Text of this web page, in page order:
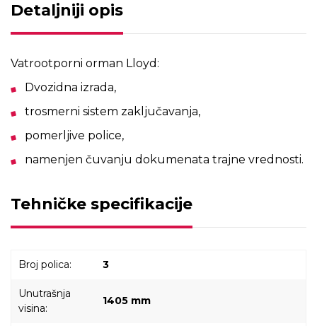
Detaljniji opis
Vatrootporni orman Lloyd:
Dvozidna izrada,
trosmerni sistem zaključavanja,
pomerljive police,
namenjen čuvanju dokumenata trajne vrednosti.
Tehničke specifikacije
Broj polica: 3
Unutrašnja
visina:
1405 mm